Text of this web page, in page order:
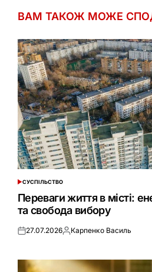
ВАМ ТАКОЖ МОЖЕ
ОПУБЛІКУВАТИ
У
СУСПІЛЬСТВО
Переваги життя в місті:
та свобода вибору
Оприлюднено
27.07.2026Опубліковано
Карпенко Василь